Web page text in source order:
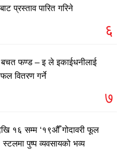
प्रस्ताव पारित गरिने
६
बचत फण्ड – इ ले इकाईधनीलाई
वितरण गर्ने
७
१६ सम्म ‘१९औँ गोदावरी फूल
स्टलमा पुष्प व्यवसायको भव्य